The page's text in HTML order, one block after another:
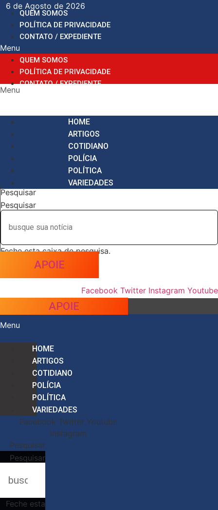
para
conteúdo
6 de Agosto de 2026
QUEM SOMOS
POLÍTICA DE PRIVACIDADE
CONTATO / EXPEDIENTE
Menu
QUEM SOMOS
POLÍTICA DE PRIVACIDADE
CONTATO / EXPEDIENTE
Menu
HOME
ARTIGOS
COTIDIANO
POLÍCIA
POLÍTICA
VARIEDADES
Pesquisar
Pesquisar
Feche esta caixa de pesquisa.
APOIE
Facebook Twitter Instagram Youtube
APOIE
Menu
HOME
ARTIGOS
COTIDIANO
POLÍCIA
POLÍTICA
VARIEDADES
Facebook Twitter Youtube
Instagram
Pesquisar
Pesquisar
Feche esta